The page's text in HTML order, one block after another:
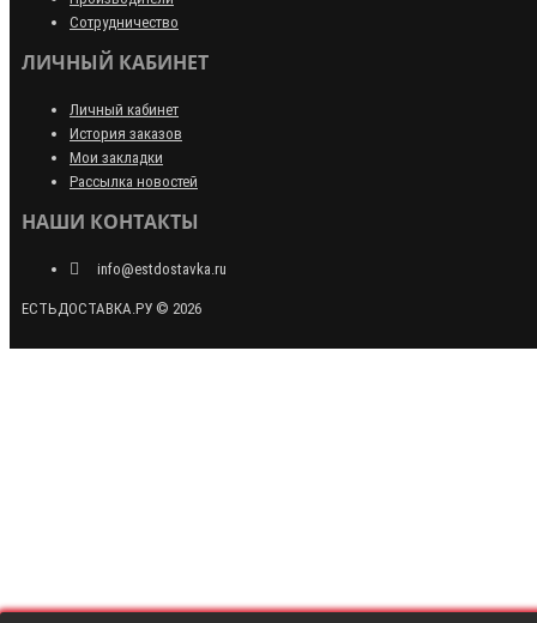
Сотрудничество
ЛИЧНЫЙ КАБИНЕТ
Личный кабинет
История заказов
Мои закладки
Рассылка новостей
НАШИ КОНТАКТЫ
info@estdostavka.ru
ЕСТЬДОСТАВКА.РУ © 2026